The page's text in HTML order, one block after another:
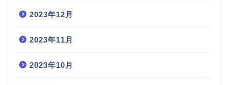
2023年12月
2023年11月
2023年10月